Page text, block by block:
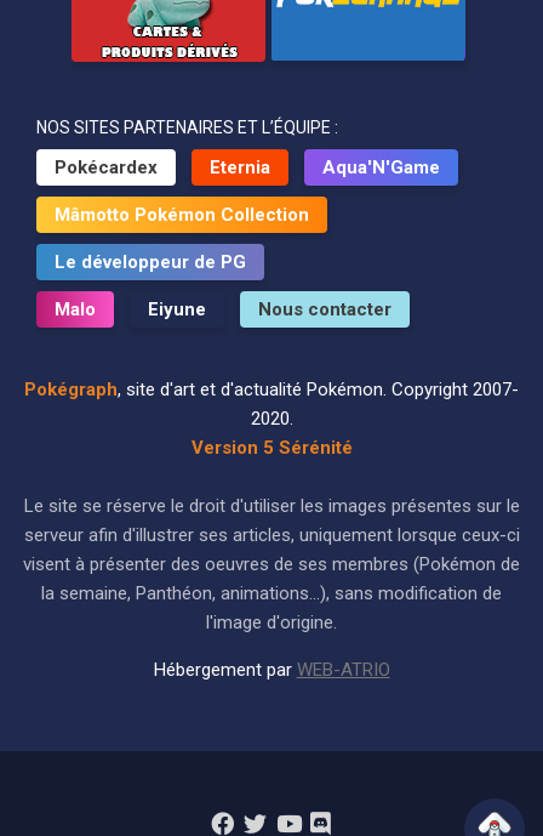
NOS SITES PARTENAIRES ET L’ÉQUIPE :
Pokécardex Eternia Aqua'N'Game
Mâmotto Pokémon Collection
Le développeur de PG
Malo Eiyune Nous contacter
Pokégraph, site d'art et d'actualité Pokémon. Copyright 2007-
2020.
Version 5 Sérénité
Le site se réserve le droit d'utiliser les images présentes sur le
serveur afin d'illustrer ses articles, uniquement lorsque ceux-ci
visent à présenter des oeuvres de ses membres (Pokémon de
la semaine, Panthéon, animations...), sans modification de
l'image d'origine.
Hébergement par WEB-ATRIO